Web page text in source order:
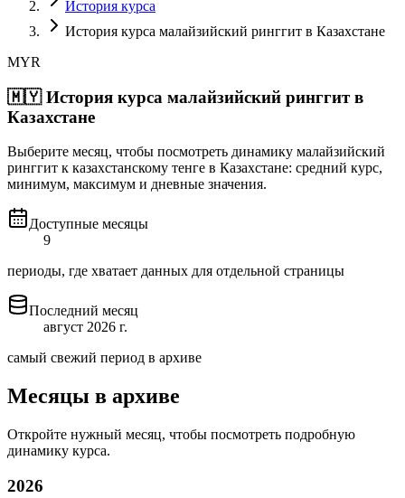
История курса
История курса малайзийский ринггит в Казахстане
MYR
🇲🇾 История курса малайзийский ринггит в
Казахстане
Выберите месяц, чтобы посмотреть динамику малайзийский
ринггит к казахстанскому тенге в Казахстане: средний курс,
минимум, максимум и дневные значения.
Доступные месяцы
9
периоды, где хватает данных для отдельной страницы
Последний месяц
август 2026 г.
самый свежий период в архиве
Месяцы в архиве
Откройте нужный месяц, чтобы посмотреть подробную
динамику курса.
2026